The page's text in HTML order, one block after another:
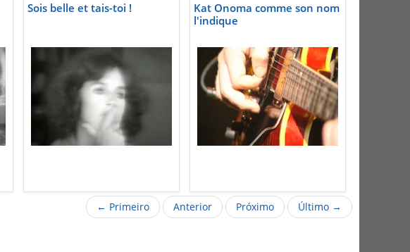
Sois belle et tais-toi !
Kat Onoma comme son nom
l'indique
← Primeiro Anterior Próximo Último →